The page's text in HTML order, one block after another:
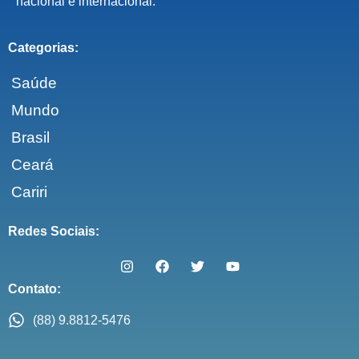
Categorias:
Saúde
Mundo
Brasil
Ceará
Cariri
Redes Sociais:
Contato:
(88) 9.8812-5476